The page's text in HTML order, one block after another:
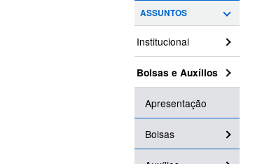
ASSUNTOS
Institucional
Bolsas e Auxílios
Apresentação
Bolsas